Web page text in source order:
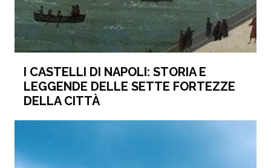
I CASTELLI DI NAPOLI: STORIA E
LEGGENDE DELLE SETTE FORTEZZE
DELLA CITTÀ